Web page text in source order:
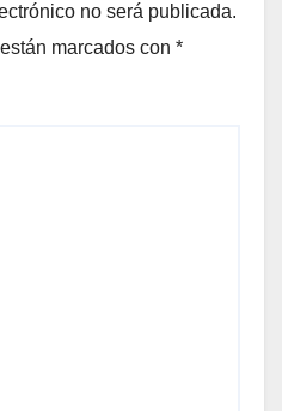
no será publicada.
marcados con *